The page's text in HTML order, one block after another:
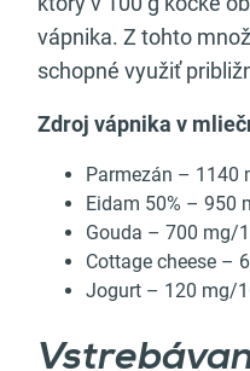
vápnika. Z tohto
schopné využiť
Zdroj vápnika v
Parmezán – 1140
Eidam 50% – 950
Gouda – 700 mg/
Cottage cheese –
Jogurt – 120 mg/